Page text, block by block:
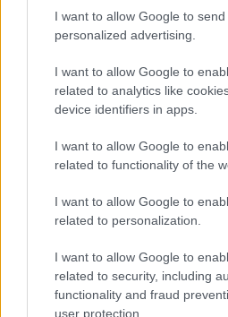
I want to allow Google to send
personalized advertising.
I want to allow Google to
related to analytics like
device identifiers in apps.
I want to allow Google to
related to functionality of the
I want to allow Google to
related to personalization.
I want to allow Google to
related to security, including
functionality and fraud
user protection.
Σημειώνεται ότι ο
Μεταφορών
ανακοίνωσε πως έρχεται
απαγόρευσης της χρήσης
πατινιών από ανηλίκους,
κυρώσεις για παραβάτες
ασφάλιση ενηλίκων.
ΕΘΝΟΣ θα παρεμβαίνει και τα